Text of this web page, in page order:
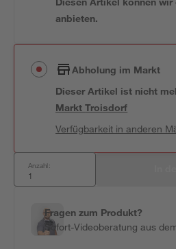
anbieten.
Abholung im Markt
Dieser Artikel ist nicht
MarktTroisdorf
Verfügbarkeit in anderen
Anzahl:
Fragen zum Produkt?
Sofort-Videoberatung aus